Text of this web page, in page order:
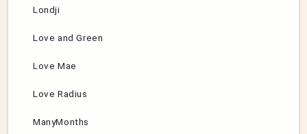
Londji
Love and Green
Love Mae
Love Radius
ManyMonths